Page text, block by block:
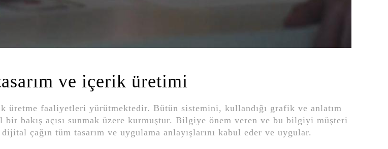
ve içerik üretimi
üretme faaliyetleri yürütmektedir. Bütün sistemini, kullandığı grafik ve anlatım
bakış açısı sunmak üzere kurmuştur. Bilgiye önem veren ve bu bilgiyi müşteri
çağın tüm tasarım ve uygulama anlayışlarını kabul eder ve uygular.